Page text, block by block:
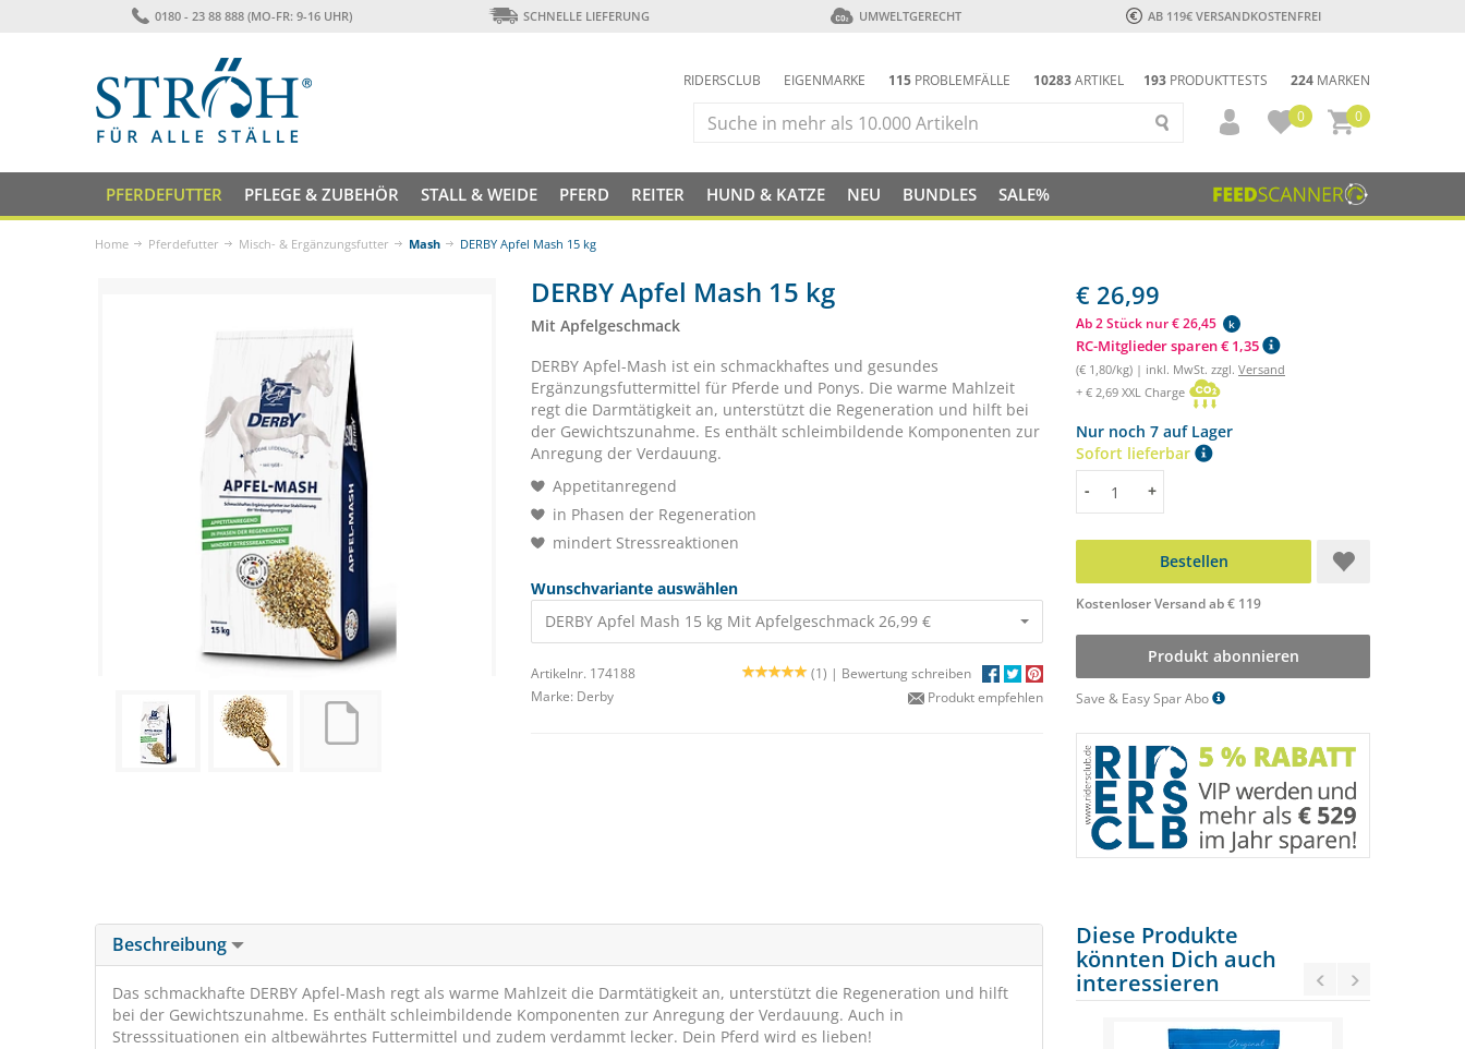
0180 - 23 88 888 (MO-FR: 9-16 UHR) SCHNELLE LIEFERUNG UMWELTGERECHT AB 119€ VERSANDKOSTENFREI
193 PRODUKTTESTS 224 MARKEN
RIDERSCLUB EIGENMARKE 115 PROBLEMFÄLLE 10283ARTIKEL
0
0
PFERDEFUTTER PFLEGE & ZUBEHÖR STALL & WEIDE PFERD REITER HUND & KATZE NEU BUNDLES SALE%
Home Pferdefutter Misch- & Ergänzungsfutter Mash DERBY Apfel Mash 15 kg
DERBY Apfel Mash 15 kg
Mit Apfelgeschmack
DERBY Apfel-Mash ist ein schmackhaftes und gesundes
Ergänzungsfuttermittel für Pferde und Ponys. Die warme Mahlzeit
regt die Darmtätigkeit an, unterstützt die Regeneration und hilft bei
der Gewichtszunahme. Es enthält schleimbildende Komponenten zur
Anregung der Verdauung.
Appetitanregend
in Phasen der Regeneration
mindert Stressreaktionen
Wunschvariante auswählen
DERBY Apfel Mash 15 kg Mit Apfelgeschmack 26,99 €
Artikelnr. 174188 (1) | Bewertung schreiben
Marke: Derby Produkt empfehlen
€ 26,99
Ab 2 Stück nur € 26,45 k
RC-Mitglieder sparen € 1,35
(€ 1,80/kg) | inkl. MwSt. zzgl. Versand
+ € 2,69 XXL Charge
Nur noch 7 auf Lager
Sofort lieferbar
Menge
- +
Bestellen
Kostenloser Versand ab € 119
Produkt abonnieren
Save & Easy Spar Abo
Beschreibung
Das schmackhafte DERBY Apfel-Mash regt als warme Mahlzeit die Darmtätigkeit an, unterstützt die Regeneration und hilft
bei der Gewichtszunahme. Es enthält schleimbildende Komponenten zur Anregung der Verdauung. Auch in
Stresssituationen ein altbewährtes Futtermittel und zudem verdammt lecker. Dein Pferd wird es lieben!
Diese Produkte
könnten Dich auch
interessieren